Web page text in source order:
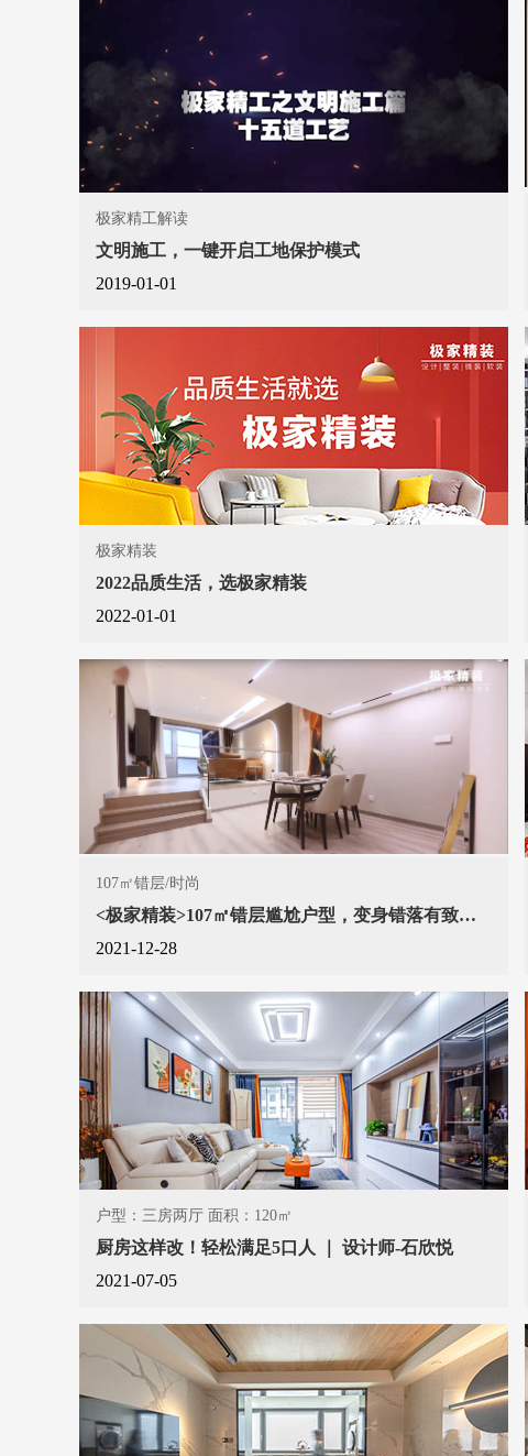
极家精工解读
文明施工，一键开启工地保护模式
2019-01-01
极家精装
2022品质生活，选极家精装
2022-01-01
107㎡错层/时尚
<极家精装>107㎡错层尴尬户型，变身错落有致时尚家!
2021-12-28
户型：三房两厅 面积：120㎡
厨房这样改！轻松满足5口人 ｜ 设计师-石欣悦
2021-07-05